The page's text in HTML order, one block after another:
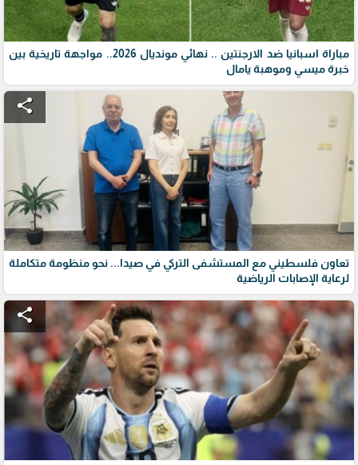
مباراة اسبانيا ضد الارجنتين .. نهائي مونديال 2026.. مواجهة تاريخية بين
خبرة ميسي وموهبة يامال
share
تعاون فلسطيني مع المستشفى التركي في صيدا... نحو منظومة متكاملة
لرعاية الإصابات الرياضية
share